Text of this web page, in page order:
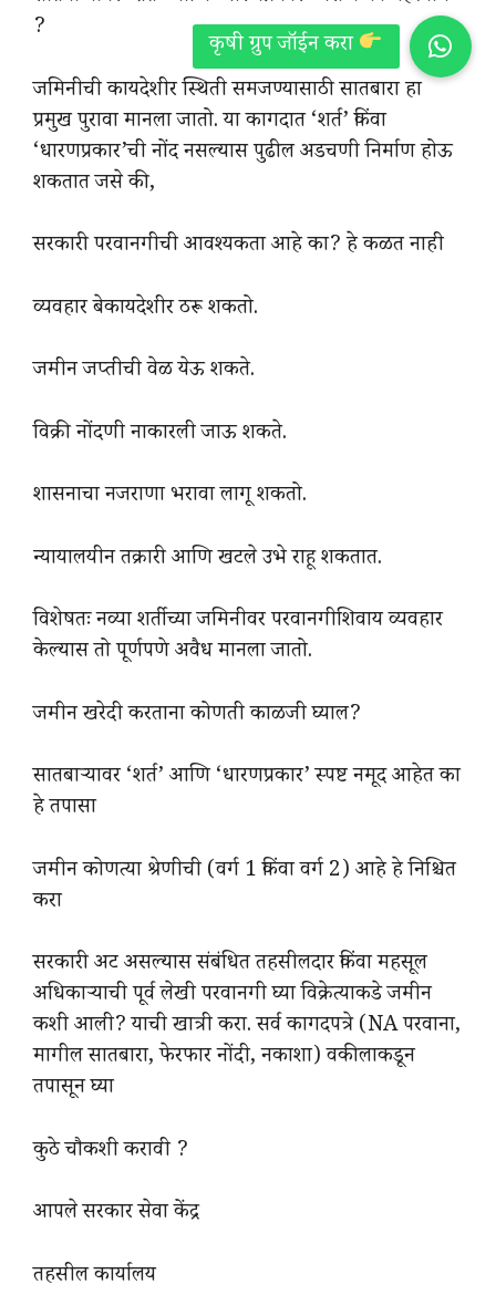
?
जमिनीची कायदेशीर स्थिती समजण्यासाठी सातबारा हा
प्रमुख पुरावा मानला जातो. या कागदात ‘शर्त’ किंवा
‘धारणप्रकार’ची नोंद नसल्यास पुढील अडचणी निर्माण होऊ
शकतात जसे की,
सरकारी परवानगीची आवश्यकता आहे का? हे कळत नाही
व्यवहार बेकायदेशीर ठरू शकतो.
जमीन जप्तीची वेळ येऊ शकते.
विक्री नोंदणी नाकारली जाऊ शकते.
शासनाचा नजराणा भरावा लागू शकतो.
न्यायालयीन तक्रारी आणि खटले उभे राहू शकतात.
विशेषतः नव्या शर्तीच्या जमिनीवर परवानगीशिवाय व्यवहार
केल्यास तो पूर्णपणे अवैध मानला जातो.
जमीन खरेदी करताना कोणती काळजी घ्याल?
सातबाऱ्यावर ‘शर्त’ आणि ‘धारणप्रकार’ स्पष्ट नमूद आहेत का
हे तपासा
जमीन कोणत्या श्रेणीची (वर्ग 1 किंवा वर्ग 2) आहे हे निश्चित
करा
सरकारी अट असल्यास संबंधित तहसीलदार किंवा महसूल
अधिकाऱ्याची पूर्व लेखी परवानगी घ्या विक्रेत्याकडे जमीन
कशी आली? याची खात्री करा. सर्व कागदपत्रे (NA परवाना,
मागील सातबारा, फेरफार नोंदी, नकाशा) वकीलाकडून
तपासून घ्या
कुठे चौकशी करावी ?
आपले सरकार सेवा केंद्र
तहसील कार्यालय